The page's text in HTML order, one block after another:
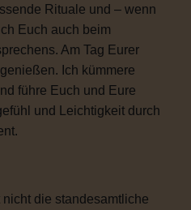
Rituale und – wenn
Euch auch beim
Am Tag Eurer
Ich kümmere
führe Euch und Eure
und Leichtigkeit durch
die standesamtliche